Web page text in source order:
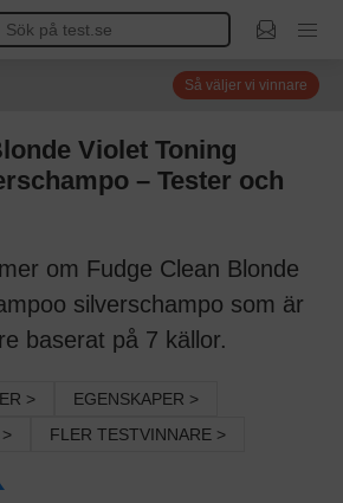
Så väljer vi vinnare
Violet Toning
– Tester och
om Fudge Clean Blonde
silverschampo som är
baserat på 7 källor.
>
EGENSKAPER >
FLER TESTVINNARE >